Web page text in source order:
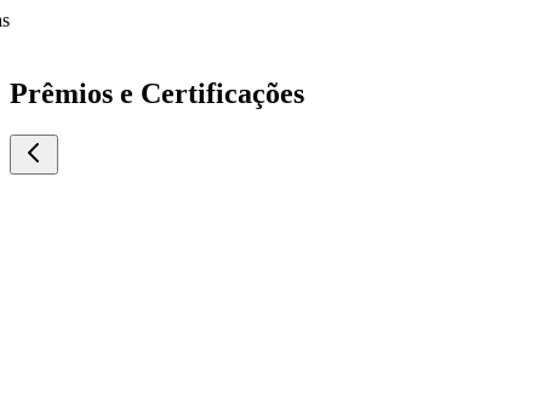
Prêmios e Certificações